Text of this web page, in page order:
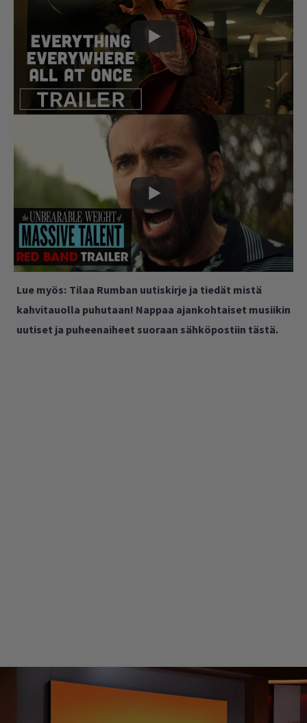
Lue myös: Tilaa Rumban uutiskirje ja tiedät mistä
kahvitauolla puhutaan! Nappaa ajankohtaiset musiikin
uutiset ja puheenaiheet suoraan sähköpostiin tästä.